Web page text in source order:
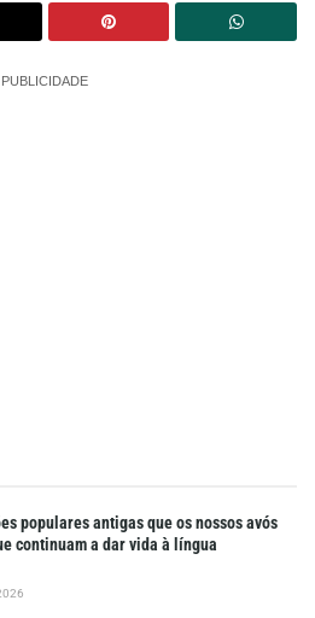
PUBLICIDADE
populares antigas que os nossos avós
continuam a dar vida à língua